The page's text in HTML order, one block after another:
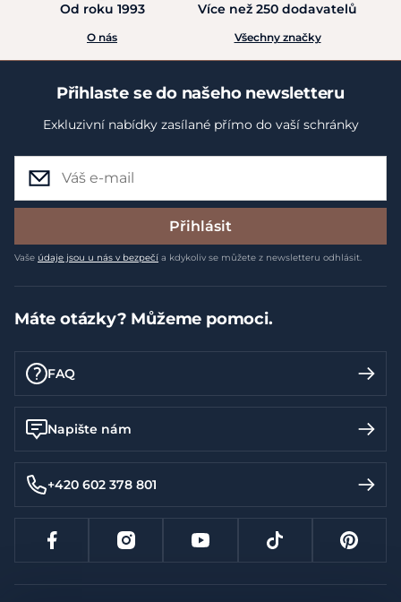
Od roku 1993
O nás
Více než 250 dodavatelů
Všechny značky
Přihlaste se do našeho newsletteru
Exkluzivní nabídky zasílané přímo do vaší schránky
Přihlásit
Vaše údaje jsou u nás v bezpečí a kdykoliv se můžete z newsletteru odhlásit.
Máte otázky? Můžeme pomoci.
FAQ
Napište nám
+420 602 378 801